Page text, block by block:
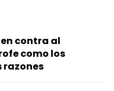
contra al
como los
razones